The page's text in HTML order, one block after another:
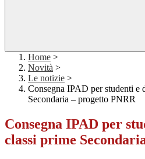
Home >
Novità >
Le notizie >
Consegna IPAD per studenti e
Secondaria – progetto PNRR
Consegna IPAD per
classi prime